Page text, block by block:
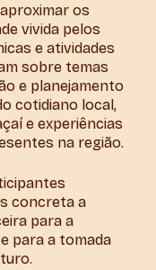
os
vivida pelos
e atividades
sobre temas
e planejamento
cotidiano local,
e experiências
na região.
concreta a
para a
para a tomada